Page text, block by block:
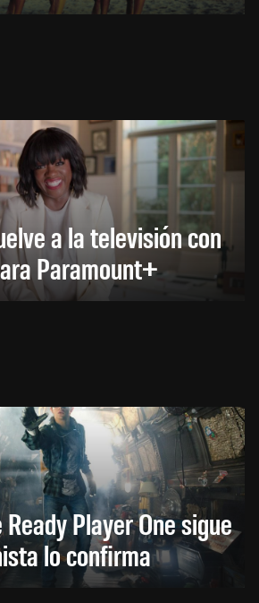
a la televisión con
Paramount+
Player One sigue
lo confirma